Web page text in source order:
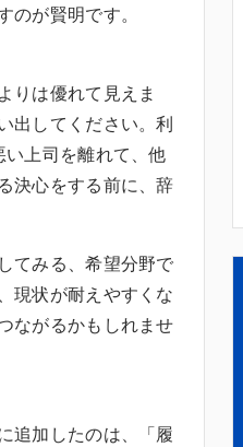
が賢明です。
りは優れて見えま
出してください。利
上司を離れて、他
決心をする前に、辞
てみる、希望分野で
現状が耐えやすくな
ながるかもしれませ
追加したのは、「履